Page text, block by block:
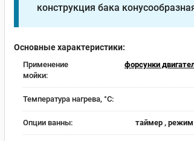
конструкция бака
Основные характеристики:
Применение
мойки:
форсунки
Температура нагрева, °C:
Опции ванны: таймер ,